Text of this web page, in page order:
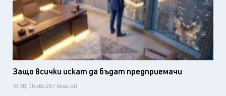
Защо всички искат да бъдат предприемачи
10:30, 06 авг 26 / Idealisti